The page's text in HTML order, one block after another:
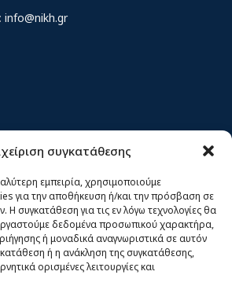
συγκατάθεσης
εμπειρία, χρησιμοποιούμε
για την αποθήκευση ή/και την πρόσβαση σε
συγκατάθεση για τις εν λόγω τεχνολογίες θα
δεδομένα προσωπικού χαρακτήρα,
ή μοναδικά αναγνωριστικά σε αυτόν
ή η ανάκληση της συγκατάθεσης,
ορισμένες λειτουργίες και
info@nikh.gr
είμαστε, αρχές & δράση